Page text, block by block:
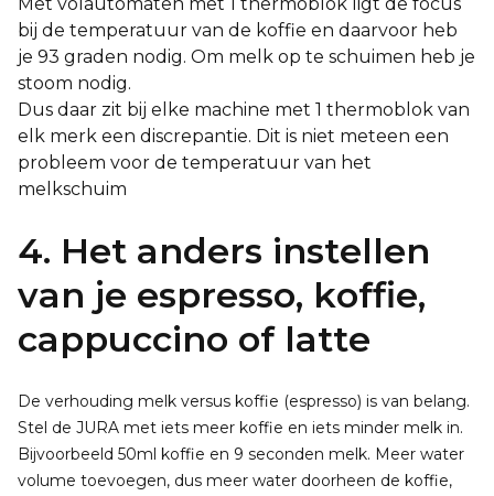
bij de temperatuur van de koffie en daarvoor heb
je 93 graden nodig. Om melk op te schuimen heb je
stoom nodig.
Dus daar zit bij elke machine met 1 thermoblok van
elk merk een discrepantie. Dit is niet meteen een
probleem voor de temperatuur van het
melkschuim
4. Het anders instellen
van je espresso, koffie,
cappuccino of latte
De verhouding melk versus koffie (espresso) is van belang.
Stel de JURA met iets meer koffie en iets minder melk in.
Bijvoorbeeld 50ml koffie en 9 seconden melk. Meer water
volume toevoegen, dus meer water doorheen de koffie,